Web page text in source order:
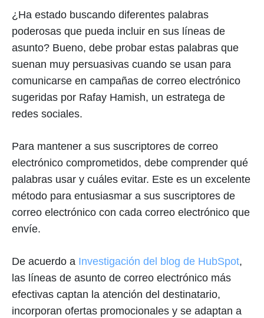
¿Ha estado buscando diferentes palabras
poderosas que pueda incluir en sus líneas de
asunto? Bueno, debe probar estas palabras que
suenan muy persuasivas cuando se usan para
comunicarse en campañas de correo electrónico
sugeridas por Rafay Hamish, un estratega de
redes sociales.
Para mantener a sus suscriptores de correo
electrónico comprometidos, debe comprender qué
palabras usar y cuáles evitar. Este es un excelente
método para entusiasmar a sus suscriptores de
correo electrónico con cada correo electrónico que
envíe.
De acuerdo a Investigación del blog de HubSpot,
las líneas de asunto de correo electrónico más
efectivas captan la atención del destinatario,
incorporan ofertas promocionales y se adaptan a